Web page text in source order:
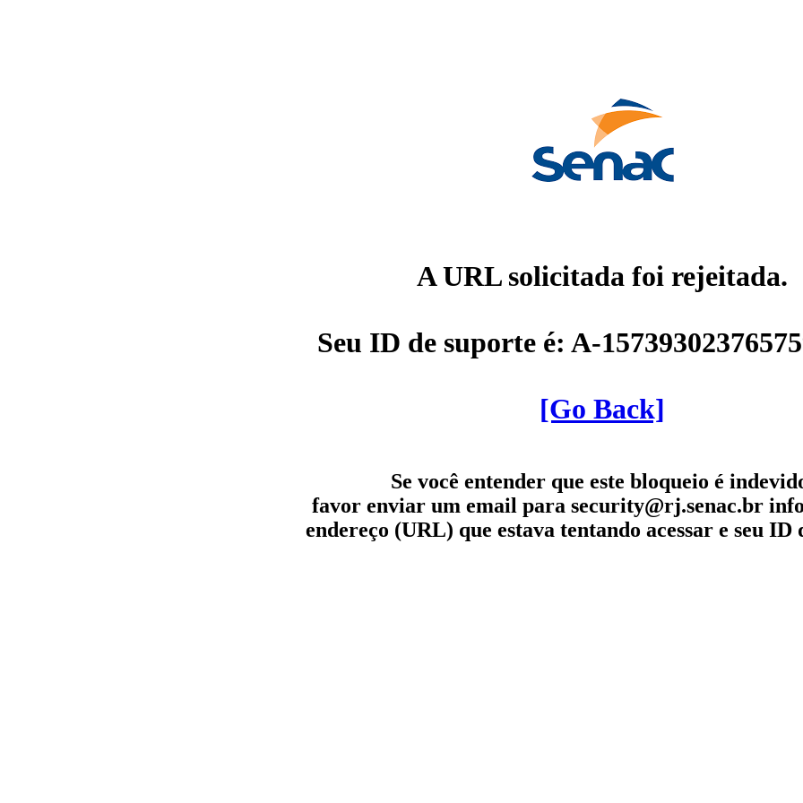
A URL solicitada foi rejeitada.
Seu ID de suporte é: A-
[Go Back]
Se você entender que este bloqueio é
favor enviar um email para security@rj.senac.br
endereço (URL) que estava tentando acessar e seu ID